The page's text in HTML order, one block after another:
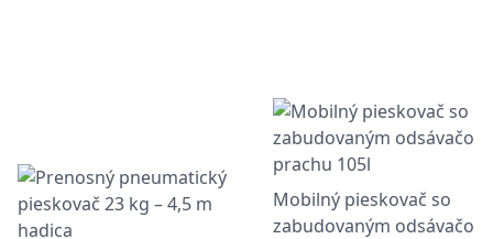
Mobilný pieskovač so
zabudovaným odsávačom